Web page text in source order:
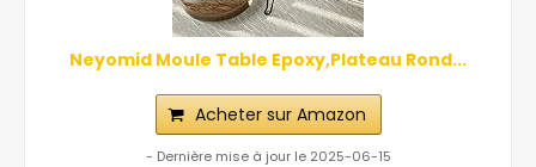
Neyomid Moule Table Epoxy,Plateau Rond...
Acheter sur Amazon
- Dernière mise à jour le 2025-06-15